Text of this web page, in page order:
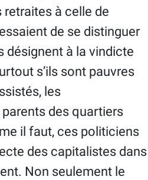
à celle de
de se distinguer
désignent à la vindicte
s’ils sont pauvres
les
des quartiers
il faut, ces politiciens
des capitalistes dans
Non seulement le